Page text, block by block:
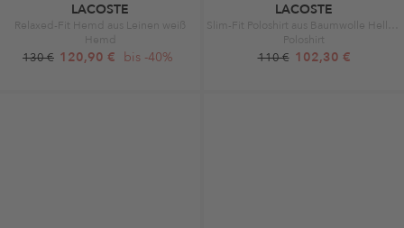
LACOSTE
Relaxed-Fit Hemd aus Leinen weiß
Hemd
130 € 120,90 € bis -40%
LACOSTE
Poloshirt
110 € 102,30 €